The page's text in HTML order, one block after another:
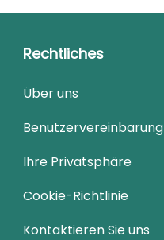
Rechtliches
Über uns
Benutzervereinbarung
Ihre Privatsphäre
Cookie-Richtlinie
Kontaktieren Sie uns